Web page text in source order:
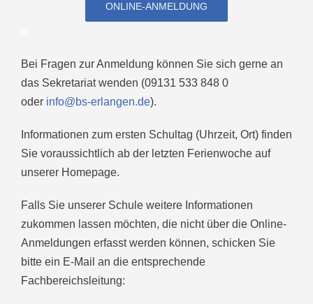
ONLINE-ANMELDUNG
Bei Fragen zur Anmeldung können Sie sich gerne an
das Sekretariat wenden (09131 533 848 0
oder info@bs-erlangen.de).
Informationen zum ersten Schultag (Uhrzeit, Ort) finden
Sie voraussichtlich ab der letzten Ferienwoche auf
unserer Homepage.
Falls Sie unserer Schule weitere Informationen
zukommen lassen möchten, die nicht über die Online-
Anmeldungen erfasst werden können, schicken Sie
bitte ein E-Mail an die entsprechende
Fachbereichsleitung: